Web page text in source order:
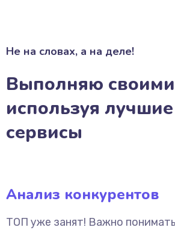
Не на словах, а на деле!
Выполняю
используя
сервисы
Анализ конкурентов
ТОП уже занят! Важно